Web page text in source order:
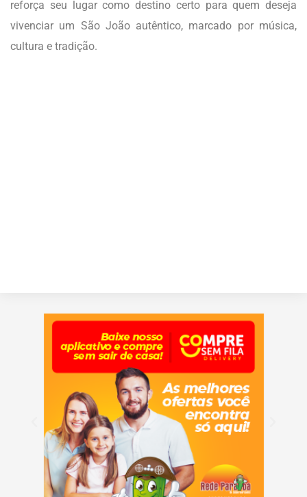
reforça seu lugar como destino certo para quem deseja
vivenciar um São João autêntico, marcado por música,
cultura e tradição.